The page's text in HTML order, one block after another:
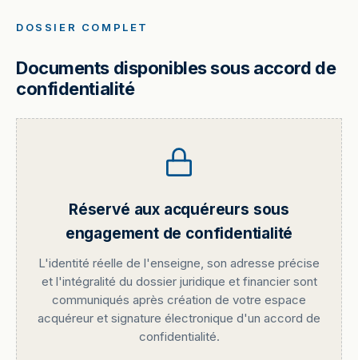
DOSSIER COMPLET
Documents disponibles sous accord de
confidentialité
Réservé aux acquéreurs sous
engagement de confidentialité
L'identité réelle de l'enseigne, son adresse précise
et l'intégralité du dossier juridique et financier sont
communiqués après création de votre espace
acquéreur et signature électronique d'un accord de
confidentialité.